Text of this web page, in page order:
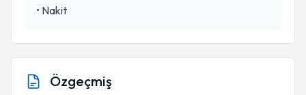
• Nakit
Özgeçmiş